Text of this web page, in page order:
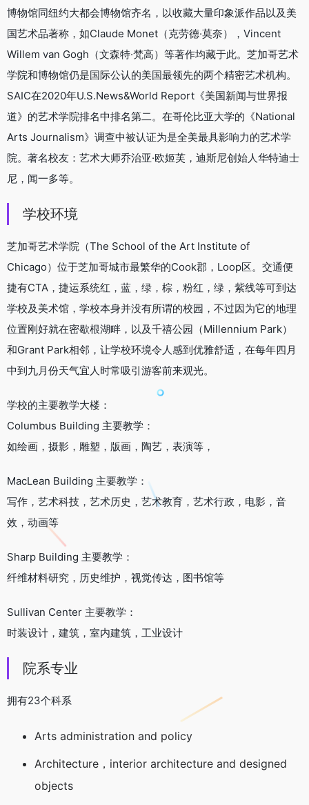
博物馆同纽约大都会博物馆齐名，以收藏大量印象派作品以及美
国艺术品著称，如Claude Monet（克劳德·莫奈），Vincent
Willem van Gogh（文森特·梵高）等著作均藏于此。芝加哥艺术
学院和博物馆仍是国际公认的美国最领先的两个精密艺术机构。
SAIC在2020年U.S.News&World Report《美国新闻与世界报
道》的艺术学院排名中排名第二。在哥伦比亚大学的《National
Arts Journalism》调查中被认证为是全美最具影响力的艺术学
院。著名校友：艺术大师乔治亚·欧姬芙，迪斯尼创始人华特迪士
尼，闻一多等。
学校环境
芝加哥艺术学院（The School of the Art Institute of
Chicago）位于芝加哥城市最繁华的Cook郡，Loop区。交通便
捷有CTA，捷运系统红，蓝，绿，棕，粉红，绿，紫线等可到达
学校及美术馆，学校本身并没有所谓的校园，不过因为它的地理
位置刚好就在密歇根湖畔，以及千禧公园（Millennium Park）
和Grant Park相邻，让学校环境令人感到优雅舒适，在每年四月
中到九月份天气宜人时常吸引游客前来观光。
学校的主要教学大楼：
Columbus Building 主要教学：
如绘画，摄影，雕塑，版画，陶艺，表演等，
MacLean Building 主要教学：
写作，艺术科技，艺术历史，艺术教育，艺术行政，电影，音
效，动画等
Sharp Building 主要教学：
纤维材料研究，历史维护，视觉传达，图书馆等
Sullivan Center 主要教学：
时装设计，建筑，室内建筑，工业设计
院系专业
拥有23个科系
Arts administration and policy
Architecture，interior architecture and designed
objects